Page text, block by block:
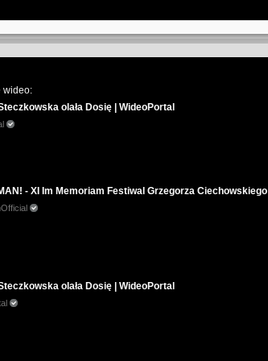
wideo:
olała Dosię | WideoPortal
- XI Im Memoriam Festiwal Grzegorza Ciechowskiego
olała Dosię | WideoPortal